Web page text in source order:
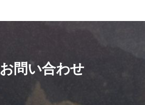
お問い合わせ